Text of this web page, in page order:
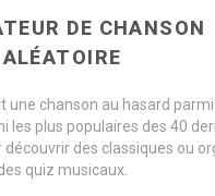
DE CHANSON
ALÉATOIRE
une chanson au hasard
les plus populaires des 40
des classiques ou
quiz musicaux.